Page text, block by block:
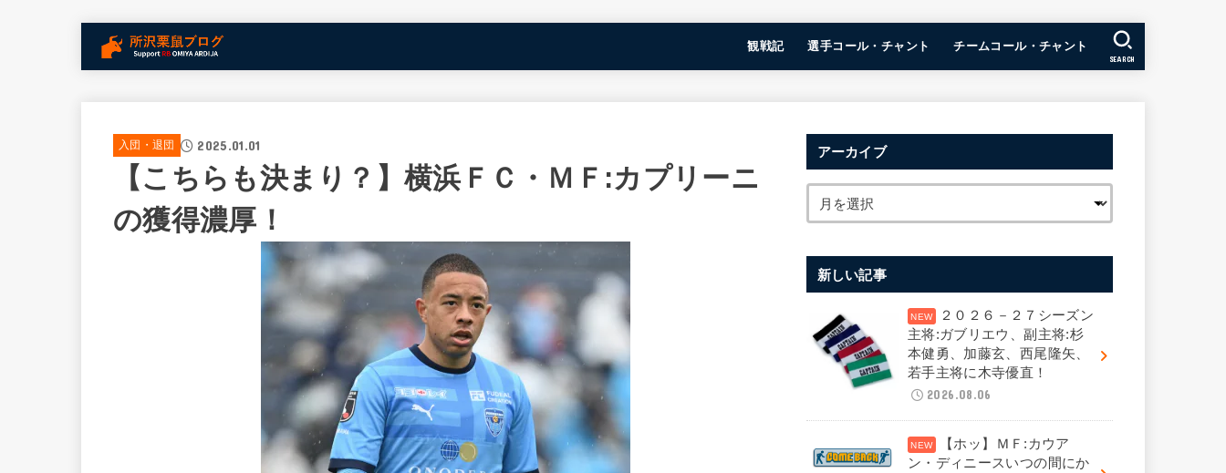
観戦記 選手コール・チャント チームコール・チャント
SEARCH
入団・退団 2025.01.01
【こちらも決まり？】横浜ＦＣ・ＭＦ:カプリーニ
の獲得濃厚！
アーカイブ
新しい記事
２０２６－２７シーズン
主将:ガブリエウ、副主将:杉
本健勇、加藤玄、西尾隆矢、
若手主将に木寺優直！
2026.08.06
【ホッ】ＭＦ:カウア
ン・ディニースいつの間にか